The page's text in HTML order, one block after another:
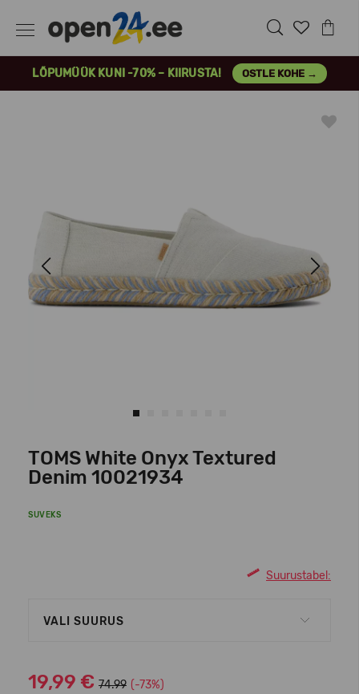
LÕPUMÜÜK KUNI -70% – KIIRUSTA! OSTLE KOHE →
Next
TOMS White Onyx Textured
Denim 10021934
SUVEKS
Suurustabel:
VALI SUURUS
19,99 € 74.99 (-73%)